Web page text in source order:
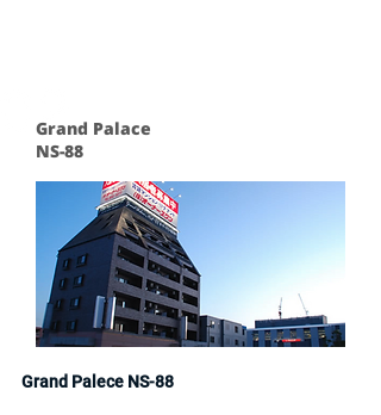
Grand Palace
NS-88
Grand Palece NS-88